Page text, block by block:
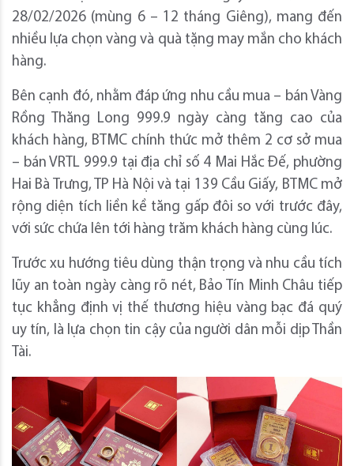
28/02/2026 (mùng 6 – 12 tháng Giêng), mang đến
nhiều lựa chọn vàng và quà tặng may mắn cho khách
hàng.
Bên cạnh đó, nhằm đáp ứng nhu cầu mua – bán Vàng
Rồng Thăng Long 999.9 ngày càng tăng cao của
khách hàng, BTMC chính thức mở thêm 2 cơ sở mua
– bán VRTL 999.9 tại địa chỉ số 4 Mai Hắc Đế, phường
Hai Bà Trưng, TP Hà Nội và tại 139 Cầu Giấy, BTMC mở
rộng diện tích liền kề tăng gấp đôi so với trước đây,
với sức chứa lên tới hàng trăm khách hàng cùng lúc.
Trước xu hướng tiêu dùng thận trọng và nhu cầu tích
lũy an toàn ngày càng rõ nét, Bảo Tín Minh Châu tiếp
tục khẳng định vị thế thương hiệu vàng bạc đá quý
uy tín, là lựa chọn tin cậy của người dân mỗi dịp Thần
Tài.